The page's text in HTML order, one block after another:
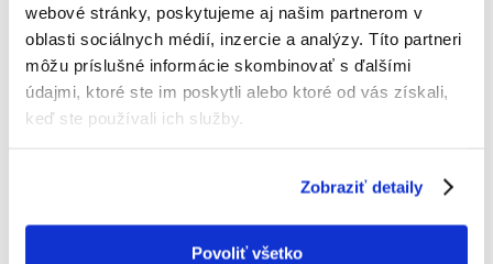
webové stránky, poskytujeme aj našim partnerom v
oblasti sociálnych médií, inzercie a analýzy. Títo partneri
môžu príslušné informácie skombinovať s ďalšími
údajmi, ktoré ste im poskytli alebo ktoré od vás získali,
keď ste používali ich služby.
Zobraziť detaily
Povoliť všetko
Fotky našich zákazníkov Pozri ďalšie fotografie
Products in package
APPLAWS Kura a syr I Konzerva pre mačky 156 g